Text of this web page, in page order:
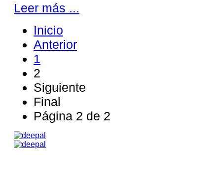
Leer más ...
Inicio
Anterior
1
2
Siguiente
Final
Página 2 de 2